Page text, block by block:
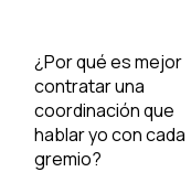
¿Por qué es mejor
contratar una
coordinación que
hablar yo con cada
gremio?